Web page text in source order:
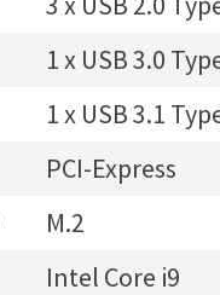
1 x USB 3.0
1 x USB 3.1
PCI-Express
M.2
Intel Core i9